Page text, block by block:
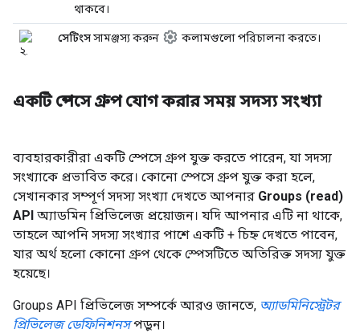
থাকবে।
সেটিংসসামঞ্জস্য করুন কলামগুলো পরিচালনা করতে।
একটি স্পেসে গ্রুপ যোগ করার সময় সদস্য সংখ্যা
ব্যবহারকারীরা একটি স্পেসে গ্রুপ যুক্ত করতে পারেন, যা সদস্য
সংখ্যাকে প্রভাবিত করে। কোনো স্পেসে গ্রুপ যুক্ত করা হলে,
সেখানকার সম্পূর্ণ সদস্য সংখ্যা দেখতে আপনার Groups (read)
API অ্যাডমিন প্রিভিলেজ প্রয়োজন। যদি আপনার এটি না থাকে,
তাহলে আপনি সদস্য সংখ্যার পাশে একটি + চিহ্ন দেখতে পাবেন,
যার অর্থ হলো কোনো গ্রুপ থেকে স্পেসটিতে অতিরিক্ত সদস্য যুক্ত
হয়েছে।
Groups API প্রিভিলেজ সম্পর্কে আরও জানতে, অ্যাডমিনিস্ট্রেটর
প্রিভিলেজ ডেফিনিশনসপড়ুন।